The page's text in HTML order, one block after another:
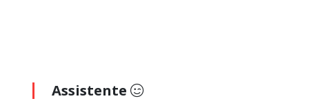
Assistente